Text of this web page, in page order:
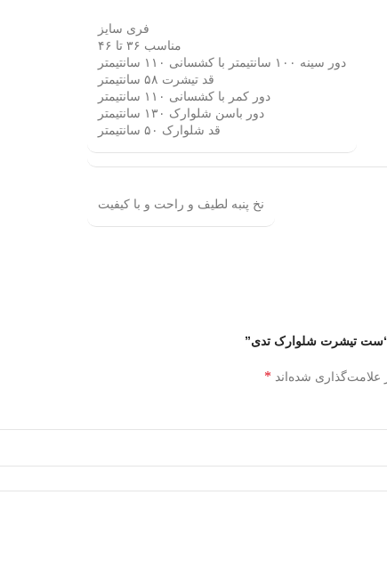
فری سایز
مناسب ۳۶ تا ۴۶
دور سینه ۱۰۰ سانتیمتر با کشسانی ۱۱۰ سانتیمتر
قد تیشرت ۵۸ سانتیمتر
دور کمر با کشسانی ۱۱۰ سانتیمتر
دور باسن شلوارک ۱۳۰ سانتیمتر
قد شلوارک ۵۰ سانتیمتر
نخ پنبه لطیف و راحت و با کیفیت
“ست تیشرت شلوارک تدی”
علامت‌گذاری شده‌اند *